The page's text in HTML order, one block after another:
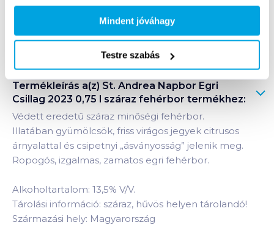
Mindent jóváhagy
Testre szabás
Bevásárlólistához adom Értesíts, ha olcsóbb!
Termékleírás a(z) St. Andrea Napbor Egri
Csillag 2023 0,75 l száraz fehérbor termékhez:
Védett eredetű száraz minőségi fehérbor.
Illatában gyümölcsök, friss virágos jegyek citrusos
árnyalattal és csipetnyi „ásványosság” jelenik meg.
Ropogós, izgalmas, zamatos egri fehérbor.
Alkoholtartalom: 13,5% V/V.
Tárolási információ: száraz, hűvös helyen tárolandó!
Származási hely: Magyarország